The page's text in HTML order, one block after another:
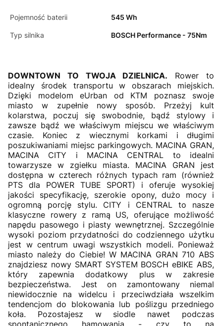
Pojemność baterii 545 Wh
Typ silnika BOSCH Performance - 75Nm
DOWNTOWN TO TWOJA DZIELNICA. Rower to
idealny środek transportu w obszarach miejskich.
Dzięki modelom eUrban od KTM poznasz swoje
miasto w zupełnie nowy sposób. Przeżyj kult
kolarstwa, poczuj się swobodnie, bądź stylowy i
zawsze bądź we właściwym miejscu we właściwym
czasie. Koniec z wiecznymi korkami i długimi
poszukiwaniami miejsc parkingowych. MACINA GRAN,
MACINA CITY i MACINA CENTRAL to idealni
towarzysze w zgiełku miasta. MACINA GRAN jest
dostępna w czterech różnych typach ram (również
PTS dla POWER TUBE SPORT) i oferuje wysokiej
jakości specyfikację, szerokie opony, dużo mocy i
ogromną porcję stylu. CITY i CENTRAL to nasze
klasyczne rowery z ramą US, oferujące możliwość
napędu pasowego i piasty wewnętrznej. Szczególnie
wysoki poziom przydatności do codziennego użytku
jest w centrum uwagi wszystkich modeli. Ponieważ
miasto należy do Ciebie! W MACINA GRAN 710 ABS
znajdziesz nowy SMART SYSTEM BOSCH eBIKE ABS,
który zapewnia dodatkowy plus w zakresie
bezpieczeństwa. Jest on zamontowany niemal
niewidocznie na widelcu i przeciwdziała wszelkim
tendencjom do blokowania lub poślizgu przedniego
koła. Pozostajesz w siodle nawet podczas
spontanicznego hamowania - czy to na